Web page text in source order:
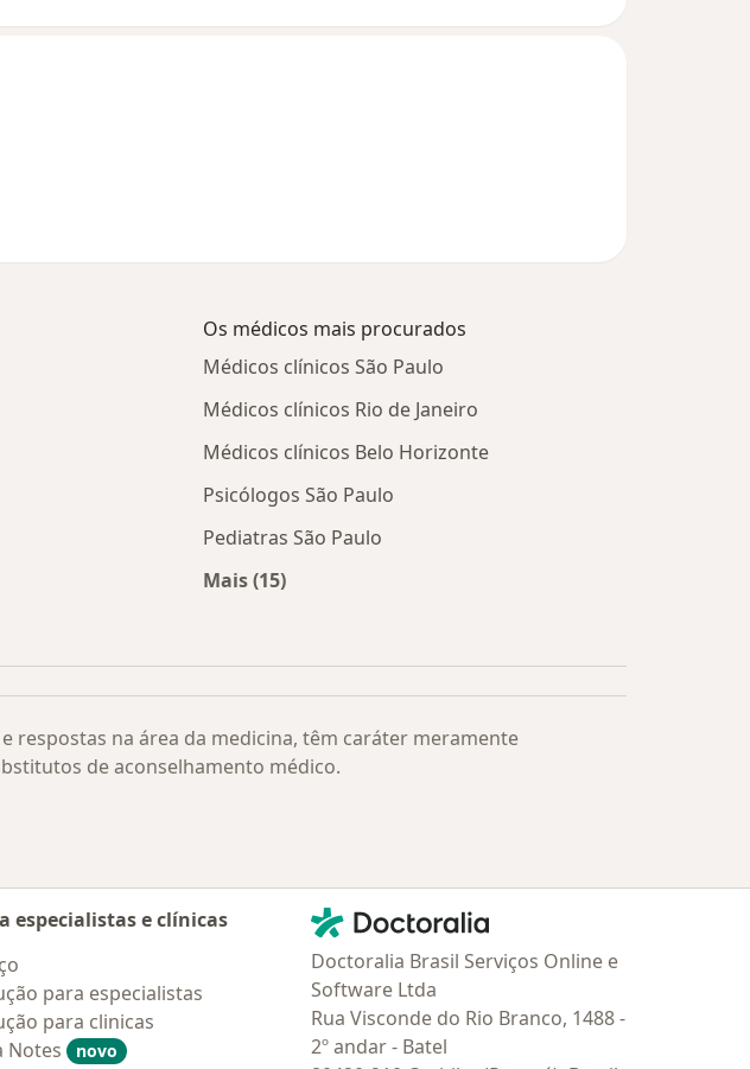
Os médicos mais procurados
Médicos clínicos São Paulo
Médicos clínicos Rio de Janeiro
Médicos clínicos Belo Horizonte
Psicólogos São Paulo
Pediatras São Paulo
Mais (15)
respostas na área da medicina, têm caráter meramente
de aconselhamento médico.
especialistas e clínicas
para especialistas
para clinicas
Notes
novo
Contato
Doctoralia - Homepage
Doctoralia Brasil Serviços Online e
Software Ltda
Rua Visconde do Rio Branco, 1488 -
2º andar - Batel